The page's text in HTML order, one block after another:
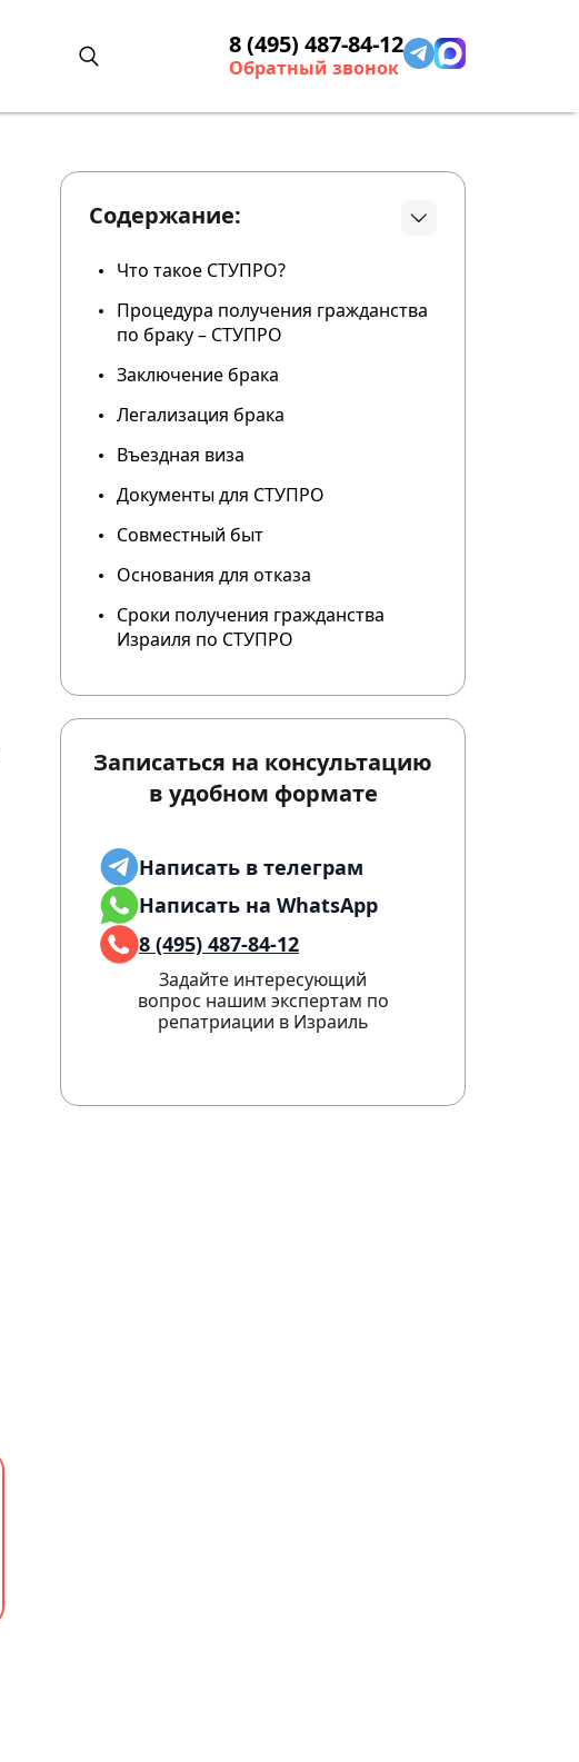
8 (495) 487-84-12
Обратный звонок
Содержание:
Что такое СТУПРО?
Процедура получения гражданства
по браку – СТУПРО
Заключение брака
Легализация брака
Въездная виза
Документы для СТУПРО
Совместный быт
Основания для отказа
Сроки получения гражданства
Израиля по СТУПРО
Записаться на консультацию
в удобном формате
Написать в телеграм
Написать на WhatsApp
8 (495) 487-84-12
Задайте интересующий
вопрос нашим экспертам по
репатриации в Израиль